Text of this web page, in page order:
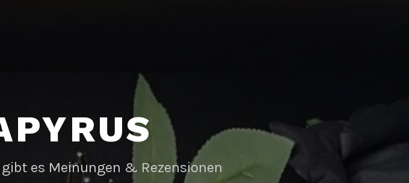
es Meinungen & Rezensionen